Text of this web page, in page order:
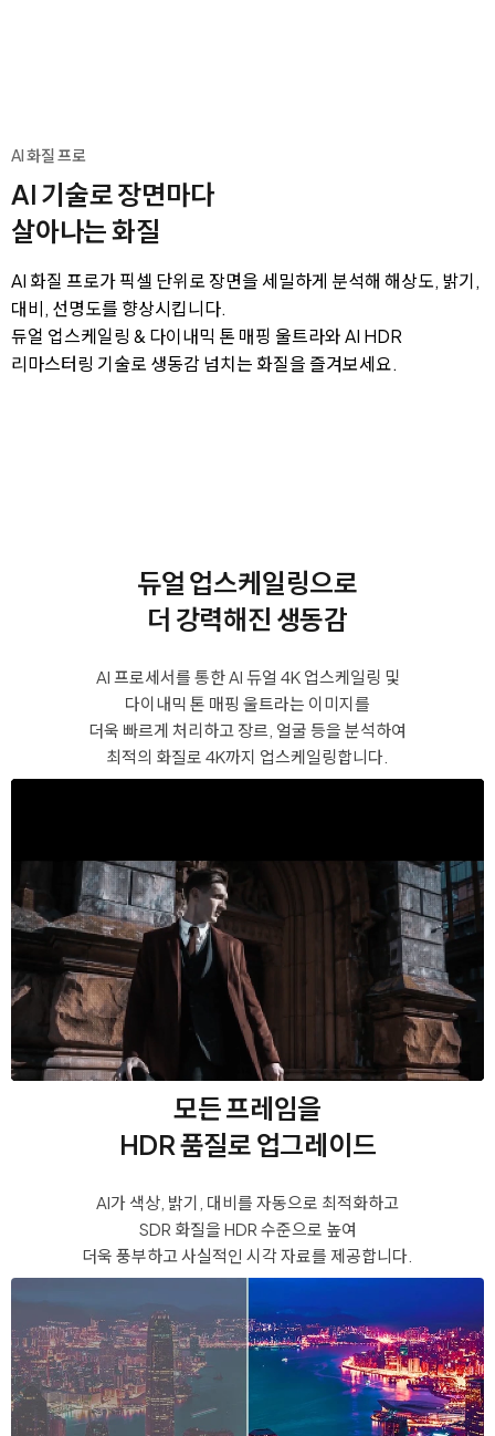
AI 화질 프로
AI 기술로 장면마다
살아나는 화질
AI 화질 프로가 픽셀 단위로 장면을 세밀하게 분석해 해상도, 밝기,
대비, 선명도를 향상시킵니다.
듀얼 업스케일링 & 다이내믹 톤 매핑 울트라와 AI HDR
리마스터링 기술로 생동감 넘치는 화질을 즐겨보세요.
듀얼 업스케일링으로
더 강력해진 생동감
AI 프로세서를 통한 AI 듀얼 4K 업스케일링 및
다이내믹 톤 매핑 울트라는 이미지를
더욱 빠르게 처리하고 장르, 얼굴 등을 분석하여
최적의 화질로 4K까지 업스케일링합니다.
모든 프레임을
HDR 품질로 업그레이드
AI가 색상, 밝기, 대비를 자동으로 최적화하고
SDR 화질을 HDR 수준으로 높여
더욱 풍부하고 사실적인 시각 자료를 제공합니다.